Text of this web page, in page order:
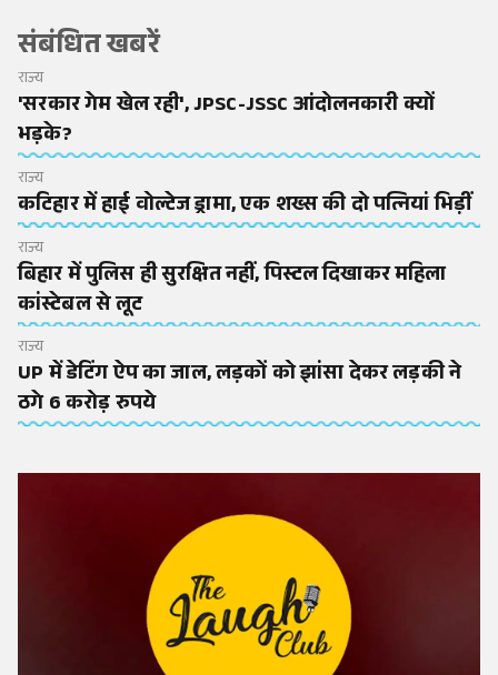
संबंधित खबरें
राज्य
'सरकार गेम खेल रही', JPSC-JSSC आंदोलनकारी क्यों
भड़के?
राज्य
कटिहार में हाई वोल्टेज ड्रामा, एक शख्स की दो पत्नियां भिड़ीं
राज्य
बिहार में पुलिस ही सुरक्षित नहीं, पिस्टल दिखाकर महिला
कांस्टेबल से लूट
राज्य
UP में डेटिंग ऐप का जाल, लड़कों को झांसा देकर लड़की ने
ठगे 6 करोड़ रुपये